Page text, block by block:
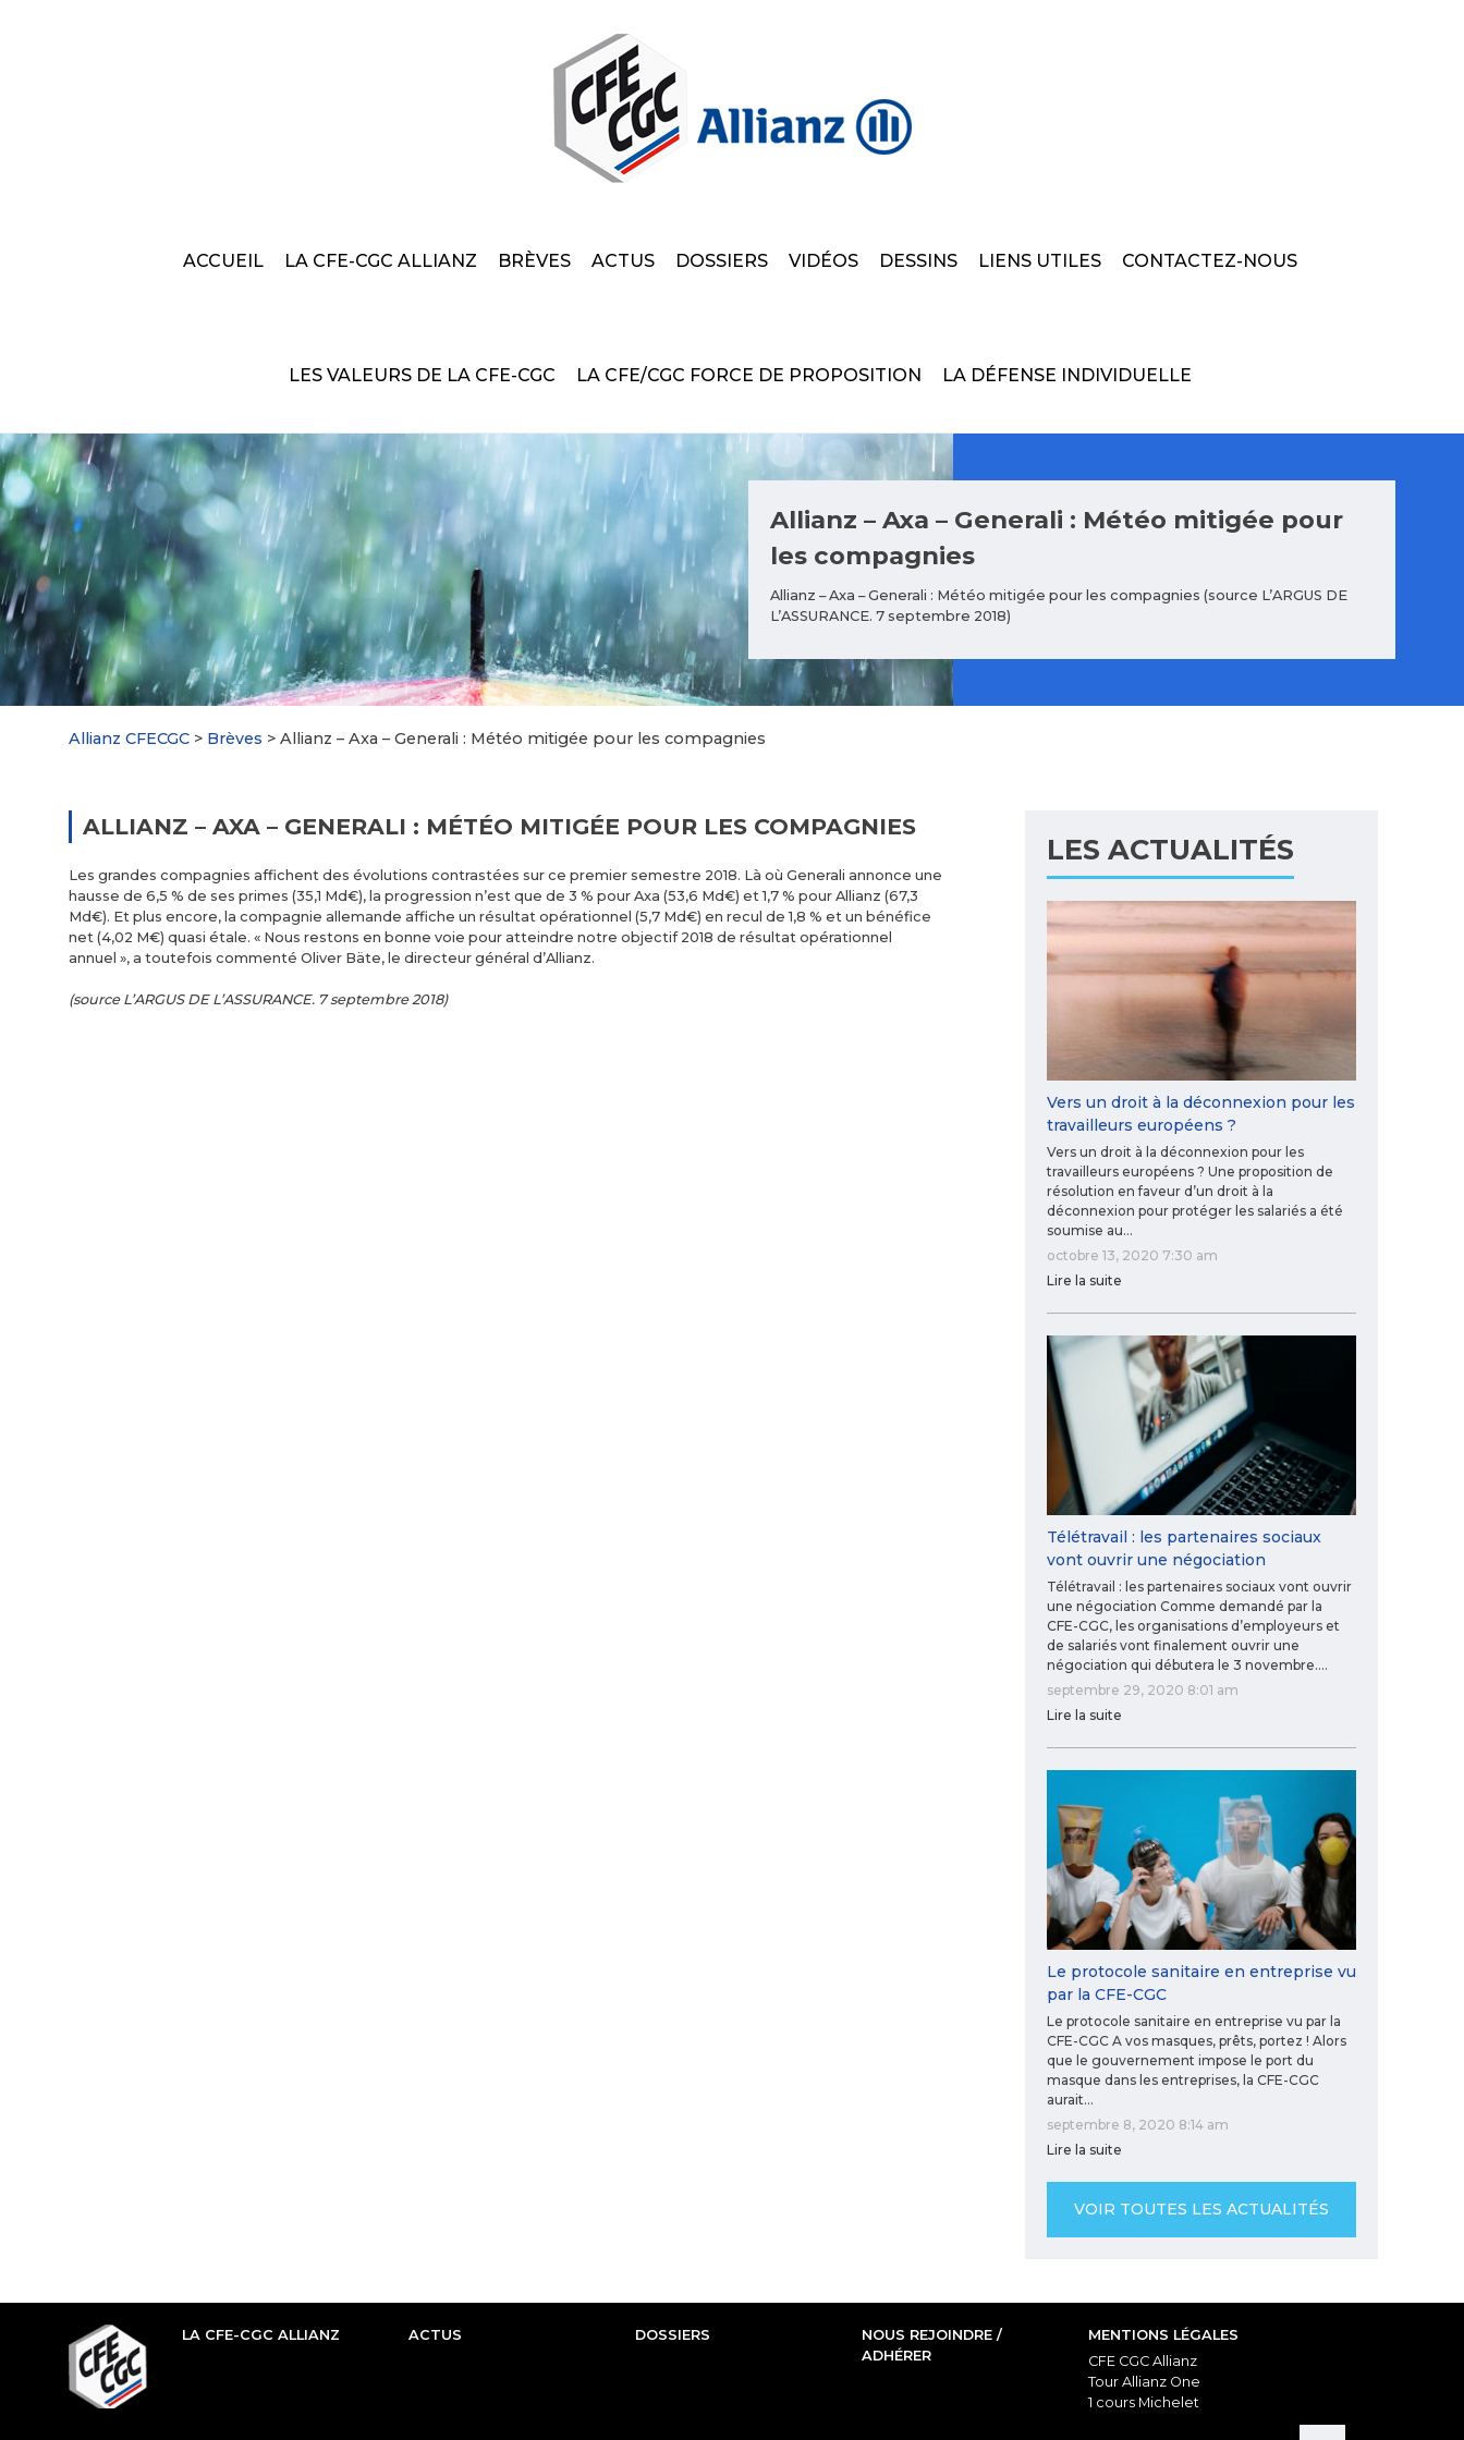
ACCUEIL LA CFE-CGC ALLIANZ BRÈVES ACTUS DOSSIERS VIDÉOS DESSINS LIENS UTILES CONTACTEZ-NOUS
LES VALEURS DE LA CFE-CGC LA CFE/CGC FORCE DE PROPOSITION LA DÉFENSE INDIVIDUELLE
Allianz – Axa – Generali : Météo mitigée pour
les compagnies
Allianz – Axa – Generali : Météo mitigée pour les compagnies (source L’ARGUS DE
L’ASSURANCE. 7 septembre 2018)
Allianz CFECGC > Brèves > Allianz – Axa – Generali : Météo mitigée pour les compagnies
ALLIANZ – AXA – GENERALI : MÉTÉO MITIGÉE POUR LES COMPAGNIES
Les grandes compagnies affichent des évolutions contrastées sur ce premier semestre 2018. Là où Generali annonce une
hausse de 6,5 % de ses primes (35,1 Md€), la progression n’est que de 3 % pour Axa (53,6 Md€) et 1,7 % pour Allianz (67,3
Md€). Et plus encore, la compagnie allemande affiche un résultat opérationnel (5,7 Md€) en recul de 1,8 % et un bénéfice
net (4,02 M€) quasi étale. « Nous restons en bonne voie pour atteindre notre objectif 2018 de résultat opérationnel
annuel », a toutefois commenté Oliver Bäte, le directeur général d’Allianz.
(source L’ARGUS DE L’ASSURANCE. 7 septembre 2018)
LES ACTUALITÉS
Vers un droit à la déconnexion pour les
travailleurs européens ?
Vers un droit à la déconnexion pour les
travailleurs européens ? Une proposition de
résolution en faveur d’un droit à la
déconnexion pour protéger les salariés a été
soumise au…
octobre 13, 2020 7:30 am
Lire la suite
Télétravail : les partenaires sociaux
vont ouvrir une négociation
Télétravail : les partenaires sociaux vont ouvrir
une négociation Comme demandé par la
CFE-CGC, les organisations d’employeurs et
de salariés vont finalement ouvrir une
négociation qui débutera le 3 novembre.…
septembre 29, 2020 8:01 am
Lire la suite
Le protocole sanitaire en entreprise vu
par la CFE-CGC
Le protocole sanitaire en entreprise vu par la
CFE-CGC A vos masques, prêts, portez ! Alors
que le gouvernement impose le port du
masque dans les entreprises, la CFE-CGC
aurait…
septembre 8, 2020 8:14 am
Lire la suite
VOIR TOUTES LES ACTUALITÉS
LA CFE-CGC ALLIANZ ACTUS DOSSIERS
NOUS REJOINDRE /
ADHÉRER
MENTIONS LÉGALES
CFE CGC Allianz
Tour Allianz One
1 cours Michelet